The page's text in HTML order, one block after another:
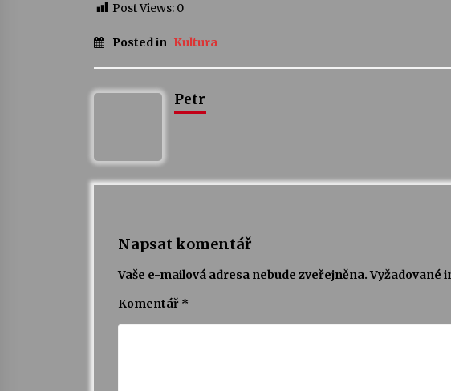
Post Views: 0
Posted in Kultura
Petr
Napsat komentář
Vaše e-mailová adresa nebude zveřejněna. Vyžadované
Komentář *